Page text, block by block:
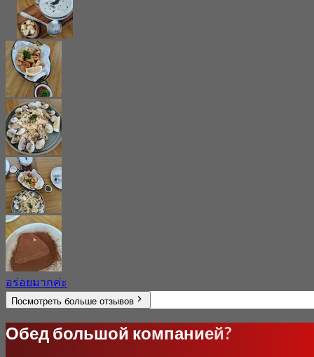
อร่อยมากค่ะ
Посмотреть больше отзывов
Обед большой компанией?